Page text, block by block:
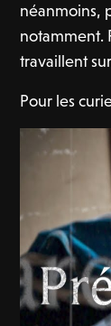
néanmoins,
notamment.
travaillent
Pour les